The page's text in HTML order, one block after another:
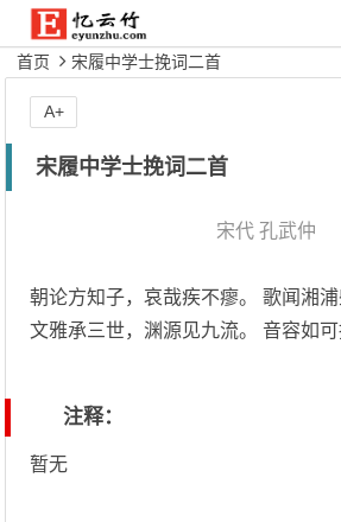
首页 宋履中学士挽词二首
宋履中学士挽词二首
宋代 孔武仲
朝论方知子，哀哉疾不瘳。 歌闻湘浦
文雅承三世，渊源见九流。 音容如可
注释：
暂无
A+